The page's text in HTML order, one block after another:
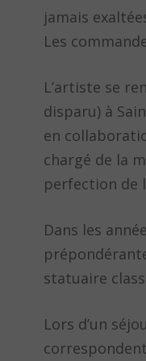
jamais
Les
L’artiste se
disparu) à
en
chargé de la
perfection de
Dans les
statuaire
Lors d’un